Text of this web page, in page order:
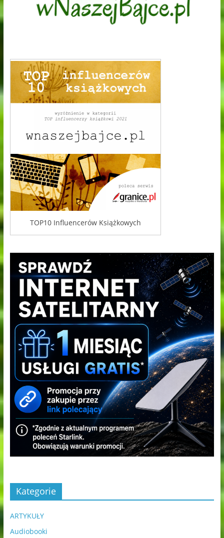
TOP10 Influencerów Książkowych
Kategorie
ARTYKUŁY
Audiobooki